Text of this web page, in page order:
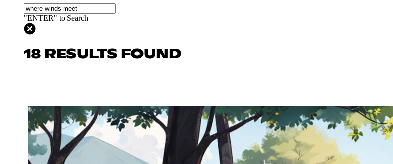
"ENTER" to Search
18 RESULTS FOUND